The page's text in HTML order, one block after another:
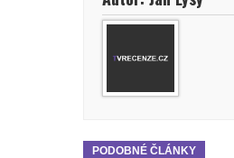
PODOBNÉ ČLÁNKY